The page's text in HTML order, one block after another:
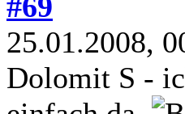
25.01.2008,
Dolomit S -